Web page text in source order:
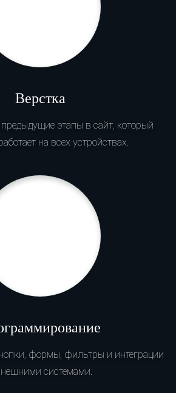
Верстка
этапы в сайт, который
на всех устройствах.
формы, фильтры и интеграции
системами.